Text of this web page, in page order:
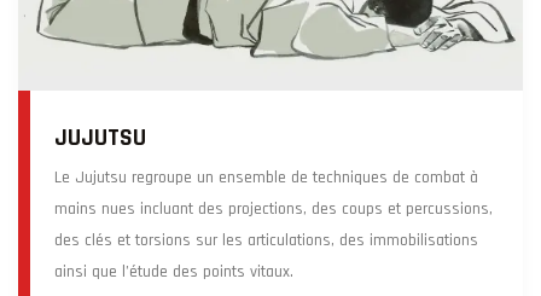
JUJUTSU
Le Jujutsu regroupe un ensemble de techniques de combat à
mains nues incluant des projections, des coups et percussions,
des clés et torsions sur les articulations, des immobilisations
ainsi que l’étude des points vitaux.